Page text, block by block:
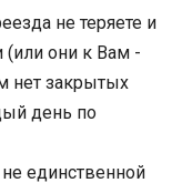
не теряете и
(или они к Вам -
нет закрытых
день по
единственной